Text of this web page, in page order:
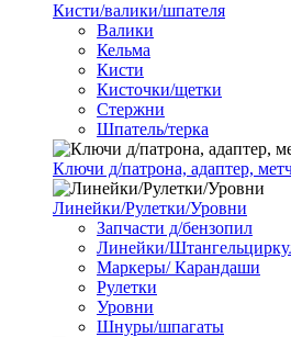
Кисти/валики/шпателя
Валики
Кельма
Кисти
Кисточки/щетки
Стержни
Шпатель/терка
Ключи д/патрона, адаптер,
Линейки/Рулетки/Уровни
Запчасти д/бензопил
Линейки/
Маркеры/ Карандаши
Рулетки
Уровни
Шнуры/шпагаты